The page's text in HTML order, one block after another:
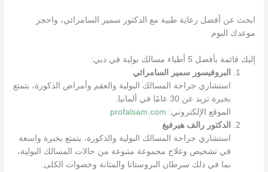
ابحث عن أفضل رعاية طبية مع الدكتور سمير السامرائي، واحجز
موعدك اليوم
إليك قائمة بأفضل 5 أطباء مسالك بولية في دبي:
البروفيسور سمير السامرائي
استشاري جراحة المسالك البولية والعقم وأمراض الذكورة، يتمتع
بخبرة تزيد عن 30 عامًا في ألمانيا.
الموقع الإلكتروني: profalsam.com
الدكتور رالف هيرفيغ
استشاري جراحة المسالك البولية والذكورة، يتمتع بخبرة واسعة
في تشخيص وعلاج مجموعة متنوعة من حالات المسالك البولية،
بما في ذلك سرطان البروستاتا والمثانة وحصوات الكلى.